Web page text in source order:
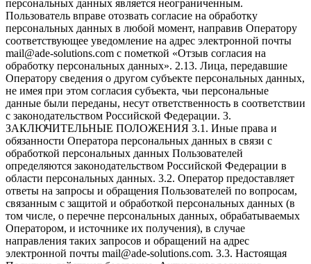
персональных данных является неограниченным.
Пользователь вправе отозвать согласие на обработку
персональных данных в любой момент, направив Оператору
соответствующее уведомление на адрес электронной почты
mail@ade-solutions.com с пометкой «Отзыв согласия на
обработку персональных данных». 2.13. Лица, передавшие
Оператору сведения о другом субъекте персональных данных,
не имея при этом согласия субъекта, чьи персональные
данные были переданы, несут ответственность в соответствии
с законодательством Российской Федерации. 3.
ЗАКЛЮЧИТЕЛЬНЫЕ ПОЛОЖЕНИЯ 3.1. Иные права и
обязанности Оператора персональных данных в связи с
обработкой персональных данных Пользователей
определяются законодательством Российской Федерации в
области персональных данных. 3.2. Оператор предоставляет
ответы на запросы и обращения Пользователей по вопросам,
связанным с защитой и обработкой персональных данных (в
том числе, о перечне персональных данных, обрабатываемых
Оператором, и источнике их получения), в случае
направления таких запросов и обращений на адрес
электронной почты mail@ade-solutions.com. 3.3. Настоящая